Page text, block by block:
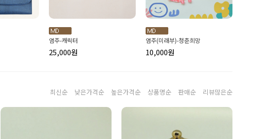
염주-캐릭터
25,000원
염주(미래부)-청춘희망
10,000원
최신순 낮은가격순 높은가격순 상품명순 판매순 리뷰많은순